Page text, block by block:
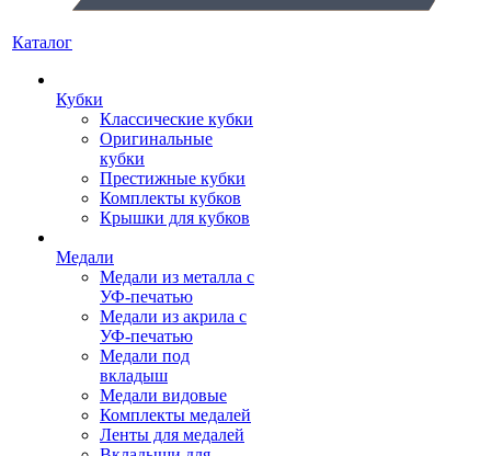
Каталог
Кубки
Классические кубки
Оригинальные
кубки
Престижные кубки
Комплекты кубков
Крышки для кубков
Медали
Медали из металла с
УФ-печатью
Медали из акрила с
УФ-печатью
Медали под
вкладыш
Медали видовые
Комплекты медалей
Ленты для медалей